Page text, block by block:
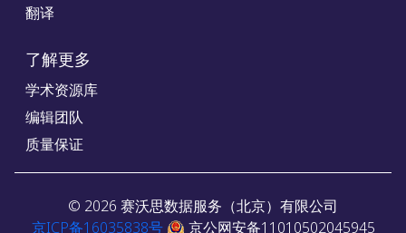
翻译
了解更多
学术资源库
编辑团队
质量保证
© 2026 赛沃思数据服务（北京）有限公司
京ICP备16035838号
京公网安备11010502045945